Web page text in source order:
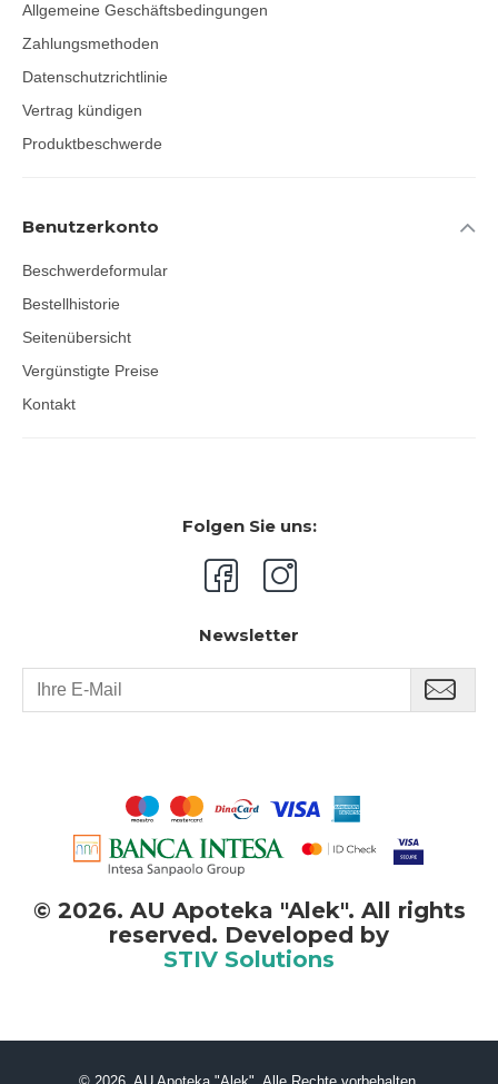
Allgemeine Geschäftsbedingungen
Zahlungsmethoden
Datenschutzrichtlinie
Vertrag kündigen
Produktbeschwerde
Benutzerkonto
Beschwerdeformular
Bestellhistorie
Seitenübersicht
Vergünstigte Preise
Kontakt
Folgen Sie uns:
Newsletter
© 2026. AU Apoteka "Alek". All rights
reserved. Developed by
STIV Solutions